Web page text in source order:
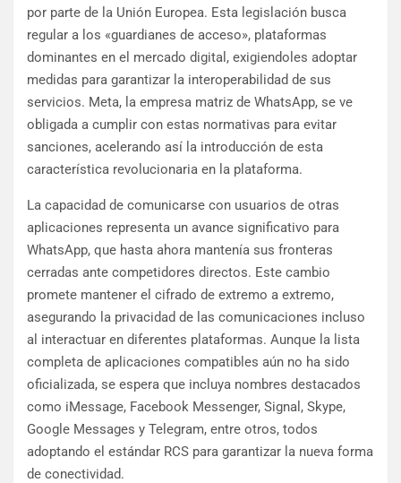
por parte de la Unión Europea. Esta legislación busca
regular a los «guardianes de acceso», plataformas
dominantes en el mercado digital, exigiendoles adoptar
medidas para garantizar la interoperabilidad de sus
servicios. Meta, la empresa matriz de WhatsApp, se ve
obligada a cumplir con estas normativas para evitar
sanciones, acelerando así la introducción de esta
característica revolucionaria en la plataforma.
La capacidad de comunicarse con usuarios de otras
aplicaciones representa un avance significativo para
WhatsApp, que hasta ahora mantenía sus fronteras
cerradas ante competidores directos. Este cambio
promete mantener el cifrado de extremo a extremo,
asegurando la privacidad de las comunicaciones incluso
al interactuar en diferentes plataformas. Aunque la lista
completa de aplicaciones compatibles aún no ha sido
oficializada, se espera que incluya nombres destacados
como iMessage, Facebook Messenger, Signal, Skype,
Google Messages y Telegram, entre otros, todos
adoptando el estándar RCS para garantizar la nueva forma
de conectividad.